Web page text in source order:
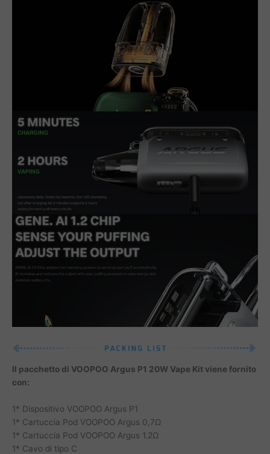
Il pacchetto di VOOPOO Argus P1 20W Vape Kit viene fornito
con:
1* Dispositivo VOOPOO Argus P1
1* Cartuccia Pod VOOPOO Argus 0,7Ω
1* Cartuccia Pod VOOPOO Argus 1.2Ω
1* Cavo di tipo C